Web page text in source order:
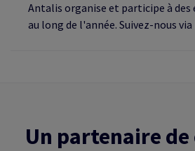
Antalis organise et participe à
au long de l'année. Suivez-nous
Un partenaire